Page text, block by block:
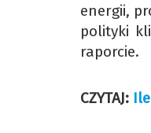
energii,
polityki
raporcie.
CZYTAJ: